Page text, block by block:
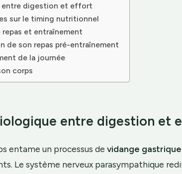
digestion et effort
sur le timing nutritionnel
et entraînement
de son repas pré-entraînement
de la journée
corps
entre digestion et
entame un processus de vidange gastrique
Le système nerveux parasympathique